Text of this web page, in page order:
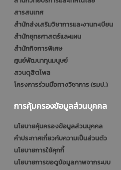
สารสนเทศ
สำนักส่งเสริมวิชาการและงานทะเบียน
สำนักยุทธศาสตร์และแผน
สำนักกิจการพิเศษ
ศูนย์พัฒนาทุนมนุษย์
สวนดุสิตโพล
โครงการร่วมมือทางวิชาการ (รมป.)
การคุ้มครองข้อมูลส่วนบุคคล
นโยบายคุ้มครองข้อมูลส่วนบุคคล
คำประกาศเกี่ยวกับความเป็นส่วนตัว
นโยบายการใช้คุกกี้
นโยบายการขอดูข้อมูลภาพจากระบบ